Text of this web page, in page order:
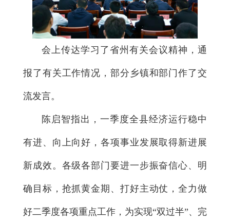
会上传达学习了省州有关会议精神，通
报了有关工作情况，部分乡镇和部门作了交
流发言。
陈启智指出，一季度全县经济运行稳中
有进、向上向好，各项事业发展取得新进展
新成效。各级各部门要进一步振奋信心、明
确目标，抢抓黄金期、打好主动仗，全力做
好二季度各项重点工作，为实现“双过半”、完